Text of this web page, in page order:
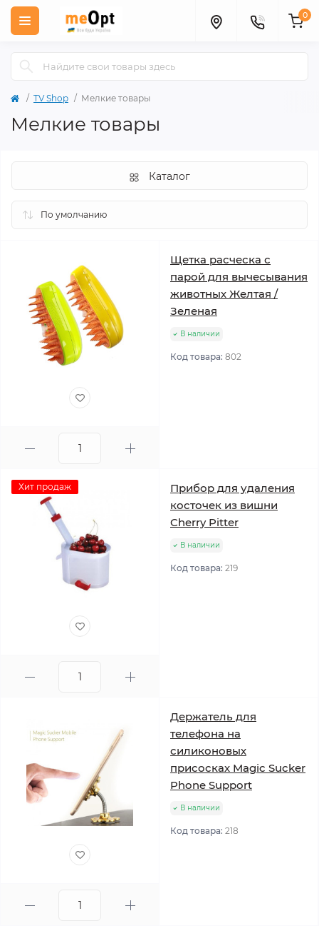
0
TV Shop Мелкие товары
Мелкие товары
Каталог
Щетка расческа с
парой для вычесывания
животных Желтая /
Зеленая
В наличии
Код товара: 802
Хит продаж
Прибор для удаления
косточек из вишни
Cherry Pitter
В наличии
Код товара: 219
Держатель для
телефона на
силиконовых
присосках Magic Sucker
Phone Support
В наличии
Код товара: 218